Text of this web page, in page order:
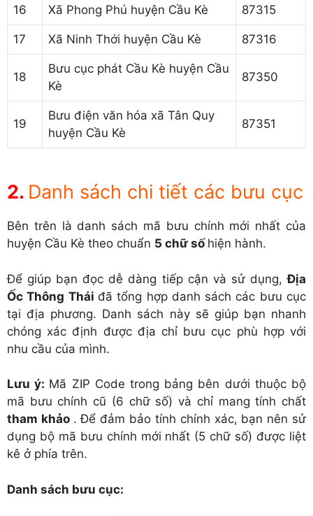
16 Xã Phong Phú huyện Cầu Kè 87315
17 Xã Ninh Thới huyện Cầu Kè 87316
18
Bưu cục phát Cầu Kè huyện Cầu
Kè
87350
19
Bưu điện văn hóa xã Tân Quy
huyện Cầu Kè
87351
Danh sách chi tiết các bưu cục
Bên trên là danh sách mã bưu chính mới nhất của
huyện Cầu Kè theo chuẩn 5 chữ số hiện hành.
Để giúp bạn đọc dễ dàng tiếp cận và sử dụng,Địa
Ốc Thông Thái đã tổng hợp danh sách các bưu cục
tại địa phương. Danh sách này sẽ giúp bạn nhanh
chóng xác định được địa chỉ bưu cục phù hợp với
nhu cầu của mình.
Lưu ý: Mã ZIP Code trong bảng bên dưới thuộc bộ
mã bưu chính cũ (6 chữ số) và chỉ mang tính chất
tham khảo . Để đảm bảo tính chính xác, bạn nên sử
dụng bộ mã bưu chính mới nhất (5 chữ số) được liệt
kê ở phía trên.
Danh sách bưu cục: